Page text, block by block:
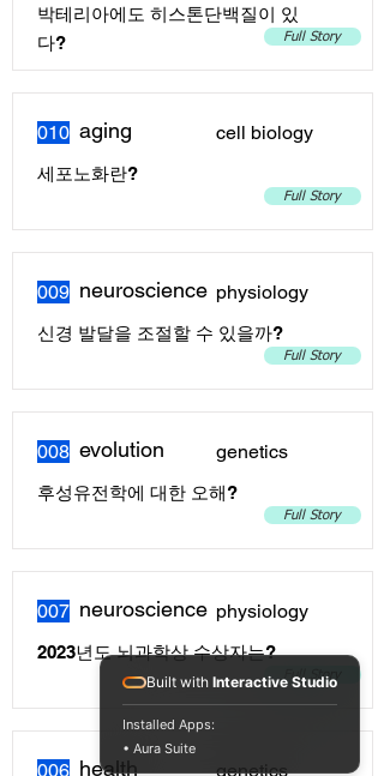
박테리아에도 히스톤단백질이 있
다?
Full Story
010 aging cell biology
세포노화란?
Full Story
009 neuroscience physiology
신경 발달을 조절할 수 있을까?
Full Story
008 evolution genetics
후성유전학에 대한 오해?
Full Story
007 neuroscience physiology
2023년도 뇌과학상 수상자는?
Full Story
006 health genetics
Built with Interactive Studio
Installed Apps:
• Aura Suite